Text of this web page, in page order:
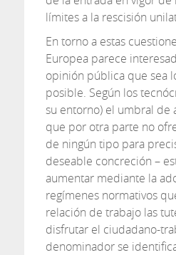
límites a la rescisión
En torno a estas
Europea parece
opinión pública que sea
posible. Según los
su entorno) el umbral de
que por otra parte no
de ningún tipo para
deseable concreción –
aumentar mediante la
regímenes normativos
relación de trabajo las
disfrutar el ciudadano-
denominador se